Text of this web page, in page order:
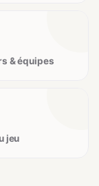
& équipes
jeu